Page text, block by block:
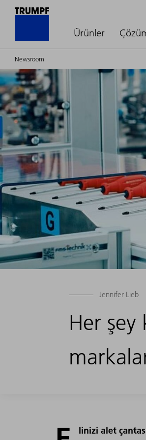
Ürünler
Newsroom
Jennifer Lieb
Her şey
linizi alet